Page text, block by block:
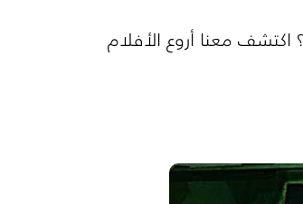
اكتشف معنا أروع الأفلام